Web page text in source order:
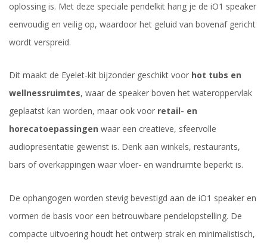
oplossing is. Met deze speciale pendelkit hang je de iO1 speaker
eenvoudig en veilig op, waardoor het geluid van bovenaf gericht
wordt verspreid.
Dit maakt de Eyelet-kit bijzonder geschikt voor hot tubs en
wellnessruimtes, waar de speaker boven het wateroppervlak
geplaatst kan worden, maar ook voor retail- en
horecatoepassingen waar een creatieve, sfeervolle
audiopresentatie gewenst is. Denk aan winkels, restaurants,
bars of overkappingen waar vloer- en wandruimte beperkt is.
De ophangogen worden stevig bevestigd aan de iO1 speaker en
vormen de basis voor een betrouwbare pendelopstelling. De
compacte uitvoering houdt het ontwerp strak en minimalistisch,